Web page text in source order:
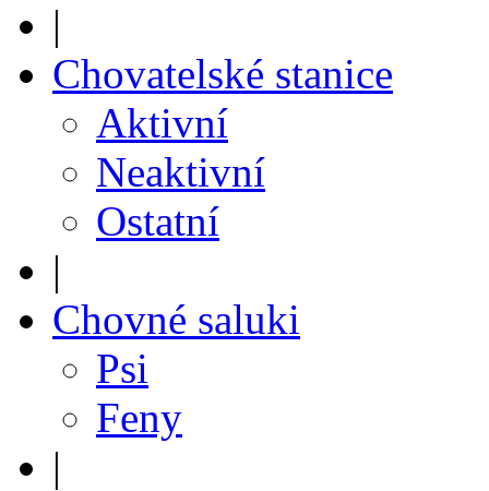
|
Chovatelské stanice
Aktivní
Neaktivní
Ostatní
|
Chovné saluki
Psi
Feny
|